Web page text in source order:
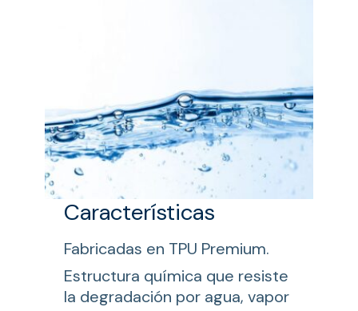
Características
Fabricadas en TPU Premium.
Estructura química que resiste
la degradación por agua, vapor